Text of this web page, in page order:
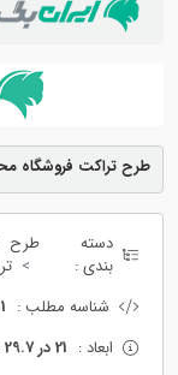
طرح تراکت فروشگاه
دسته
بندی :
طرح
شناسه مطلب :
ابعاد : 21 در 29.7 سانتی متر